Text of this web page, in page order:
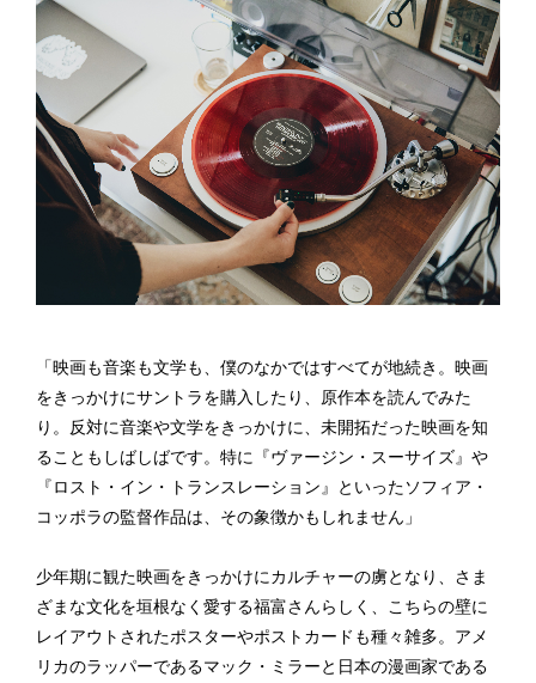
「映画も音楽も文学も、僕のなかではすべてが地続き。映画
をきっかけにサントラを購入したり、原作本を読んでみた
り。反対に音楽や文学をきっかけに、未開拓だった映画を知
ることもしばしばです。特に『ヴァージン・スーサイズ』や
『ロスト・イン・トランスレーション』といったソフィア・
コッポラの監督作品は、その象徴かもしれません」
少年期に観た映画をきっかけにカルチャーの虜となり、さま
ざまな文化を垣根なく愛する福富さんらしく、こちらの壁に
レイアウトされたポスターやポストカードも種々雑多。アメ
リカのラッパーであるマック・ミラーと日本の漫画家である